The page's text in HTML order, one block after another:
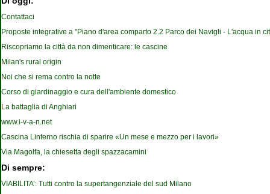
Contattaci
Proposte integrative a "Piano d'area comparto 2.2 Parco dei Navigli - L'acqua in
Riscopriamo la città da non dimenticare: le cascine
Milan's rural origin
Noi che si rema contro la notte
Corso di giardinaggio e cura dell'ambiente domestico
La battaglia di Anghiari
www.i-v-a-n.net
Cascina Linterno rischia di sparire «Un mese e mezzo per i lavori»
Via Magolfa, la chiesetta degli spazzacamini
Di sempre:
VIABILITA’: Tutti contro la supertangenziale del sud Milano